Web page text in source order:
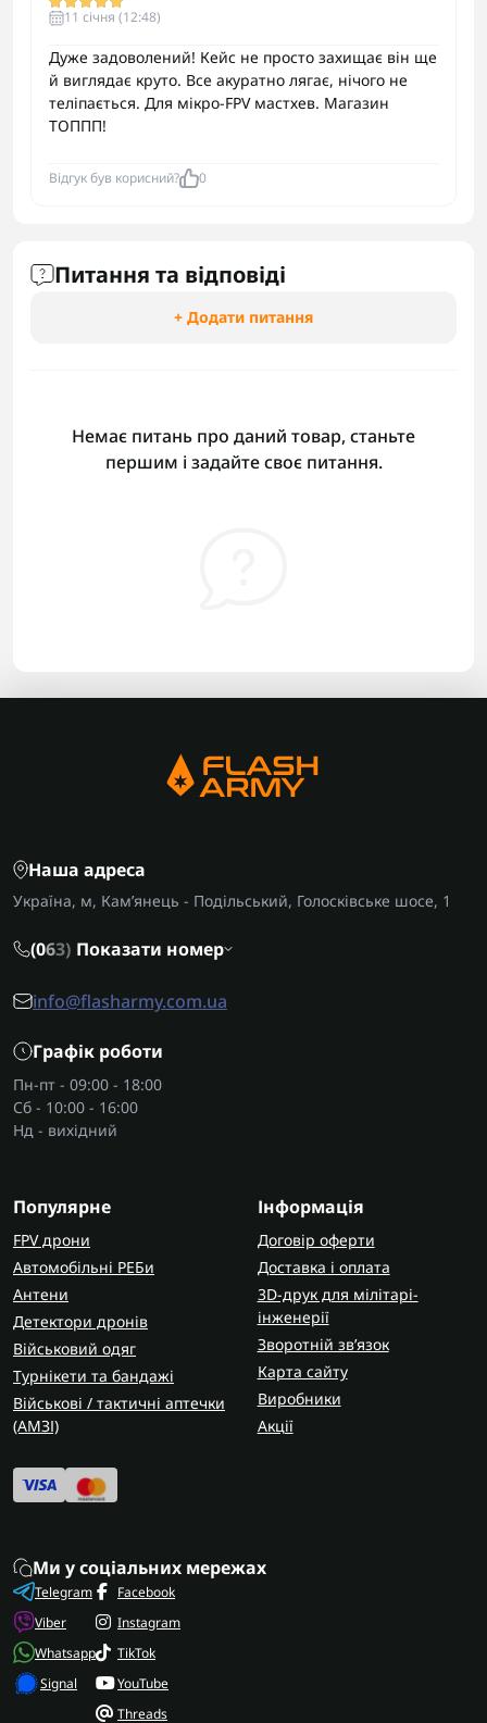
11 cічня (12:48)
Дуже задоволений! Кейс не просто захищає він ще
й виглядає круто. Все акуратно лягає, нічого не
теліпається. Для мікро-FPV мастхев. Магазин
ТОППП!
Відгук був корисний? 0
Питання та відповіді
+ Додати питання
Немає питань про даний товар, станьте
першим і задайте своє питання.
Наша адреса
Україна, м, Кам’янець - Подільський, Голосківське шосе, 1
(063) Показати номер
info@flasharmy.com.ua
Графік роботи
Пн-пт - 09:00 - 18:00
Сб - 10:00 - 16:00
Нд - вихідний
Популярне
FPV дрони
Автомобільні РЕБи
Антени
Детектори дронів
Військовий одяг
Турнікети та бандажі
Військові / тактичні аптечки
(AMЗІ)
Інформація
Договір оферти
Доставка і оплата
3D-друк для мілітарі-
інженерії
Зворотній зв’язок
Карта сайту
Виробники
Акції
Ми у соціальних мережах
Telegram
Viber
Whatsapp
Signal
Facebook
Instagram
TikTok
YouTube
Threads